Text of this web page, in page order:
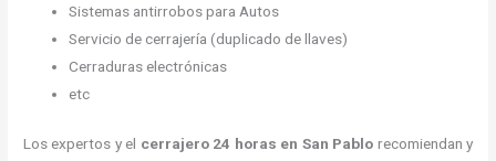
Sistemas antirrobos para Autos
Servicio de cerrajería (duplicado de llaves)
Cerraduras electrónicas
etc
Los expertos y el cerrajero 24 horas en San Pablo recomiendan y